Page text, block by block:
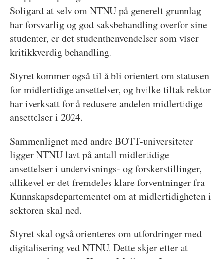
Soligard at selv om NTNU på generelt grunnlag
har forsvarlig og god saksbehandling overfor sine
studenter, er det studenthenvendelser som viser
kritikkverdig behandling.
Styret kommer også til å bli orientert om statusen
for midlertidige ansettelser, og hvilke tiltak rektor
har iverksatt for å redusere andelen midlertidige
ansettelser i 2024.
Sammenlignet med andre BOTT-universiteter
ligger NTNU lavt på antall midlertidige
ansettelser i undervisnings- og forskerstillinger,
allikevel er det fremdeles klare forventninger fra
Kunnskapsdepartementet om at midlertidigheten i
sektoren skal ned.
Styret skal også orienteres om utfordringer med
digitalisering ved NTNU. Dette skjer etter at